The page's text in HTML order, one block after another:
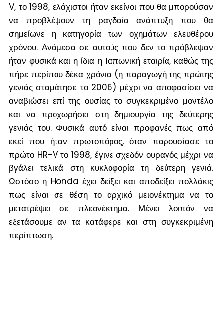
V, το 1998, ελάχιστοι ήταν εκείνοι που θα μπορούσαν
να προβλέψουν τη ραγδαία ανάπτυξη που θα
σημείωνε η κατηγορία των οχημάτων ελευθέρου
χρόνου. Ανάμεσα σε αυτούς που δεν το πρόβλεψαν
ήταν φυσικά και η ίδια η Ιαπωνική εταιρία, καθώς της
πήρε περίπου δέκα χρόνια (η παραγωγή της πρώτης
γενιάς σταμάτησε το 2006) μέχρι να αποφασίσει να
αναβιώσει επί της ουσίας το συγκεκριμένο μοντέλο
και να προχωρήσει στη δημιουργία της δεύτερης
γενιάς του. Φυσικά αυτό είναι προφανές πως από
εκεί που ήταν πρωτοπόρος, όταν παρουσίασε το
πρώτο HR-V το 1998, έγινε σχεδόν ουραγός μέχρι να
βγάλει τελικά στη κυκλοφορία τη δεύτερη γενιά.
Ωστόσο η Honda έχει δείξει και αποδείξει πολλάκις
πως είναι σε θέση το αρχικό μειονέκτημα να το
μετατρέψει σε πλεονέκτημα. Μένει λοιπόν να
εξετάσουμε αν τα κατάφερε και στη συγκεκριμένη
περίπτωση.